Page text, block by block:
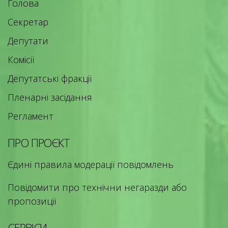
Голова
Секретар
Депутати
Комісії
Депутатські фракції
Пленарні засідання
Регламент
ПРО ПРОЄКТ
Єдині правила модерації повідомлень
Повідомити про технічни негаразди або
пропозиції